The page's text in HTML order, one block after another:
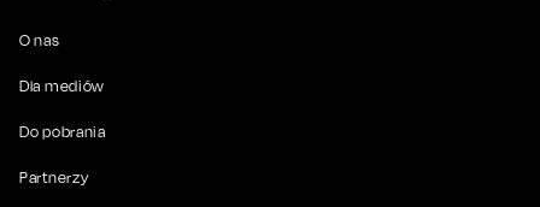
O nas
Dla mediów
Do pobrania
Partnerzy